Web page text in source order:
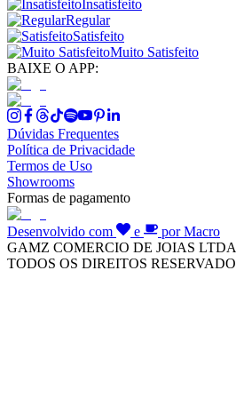
Insatisfeito
Regular
Satisfeito
Muito Satisfeito
BAIXE O APP:
Dúvidas Frequentes
Política de Privacidade
Termos de Uso
Showrooms
Formas de pagamento
Desenvolvido com e
por Macro
GAMZ COMERCIO DE JOIAS LTDA
TODOS OS DIREITOS